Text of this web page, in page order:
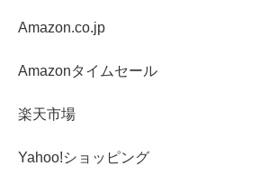
Amazon.co.jp
Amazonタイムセール
楽天市場
Yahoo!ショッピング